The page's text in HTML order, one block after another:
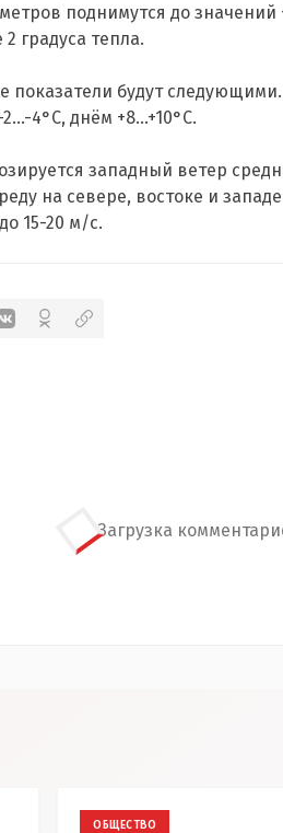
поднимутся до значений
градуса тепла.
показатели будут
4°С, днём +8…+10°С.
западный ветер
на севере, востоке и
15-20 м/с.
Загрузка
ОБЩЕСТВО